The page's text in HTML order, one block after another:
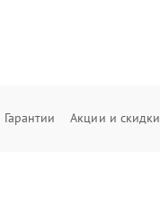
Гарантии Акции и скидки